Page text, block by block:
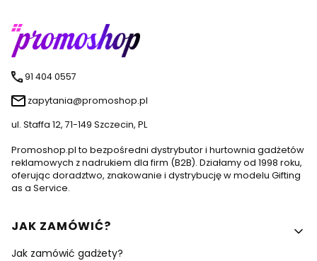
91 404 0557
zapytania@promoshop.pl
ul. Staffa 12, 71-149 Szczecin, PL
Promoshop.pl to bezpośredni dystrybutor i hurtownia gadżetów
reklamowych z nadrukiem dla firm (B2B). Działamy od 1998 roku,
oferując doradztwo, znakowanie i dystrybucję w modelu Gifting
as a Service.
Linki w stopce
JAK ZAMÓWIĆ?
Jak zamówić gadżety?